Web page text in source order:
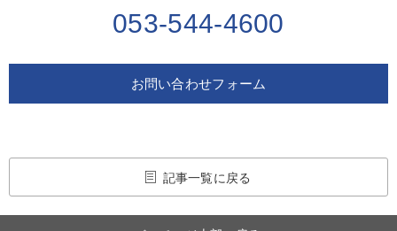
053-544-4600
お問い合わせフォーム
記事一覧に戻る